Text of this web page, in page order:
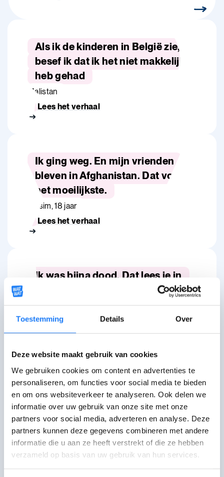
Toestemming Details Over
Deze website maakt gebruik van cookies
We gebruiken cookies om content en advertenties te
personaliseren, om functies voor social media te bieden
en om ons websiteverkeer te analyseren. Ook delen we
informatie over uw gebruik van onze site met onze
partners voor social media, adverteren en analyse. Deze
partners kunnen deze gegevens combineren met andere
informatie die u aan ze heeft verstrekt of die ze hebben
verzameld op basis van uw gebruik van hun services.
Als ik de kinderen in België zie,
besef ik dat ik het niet makkelijk
heb gehad
Malistan
Lees het verhaal
Ik ging weg. En mijn vrienden
bleven in Afghanistan. Dat vond ik
het moeilijkste.
Wasim, 18 jaar
Lees het verhaal
Ik was bijna dood. Dat lees je in
Ahmad, 20 jaar
Lees het verhaal
Waarom is er zoveel oorlog?
Hulplijnen